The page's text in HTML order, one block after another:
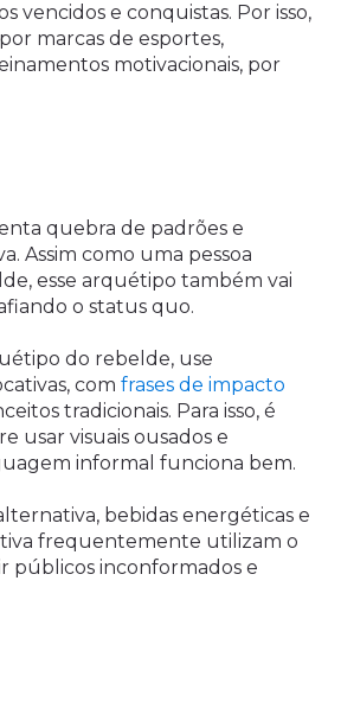
vencidos e conquistas. Por isso,
marcas de esportes,
motivacionais, por
quebra de padrões e
Assim como uma pessoa
esse arquétipo também vai
o status quo.
do rebelde, use
com frases de impacto
tradicionais. Para isso, é
usar visuais ousados e
informal funciona bem.
bebidas energéticas e
frequentemente utilizam o
públicos inconformados e